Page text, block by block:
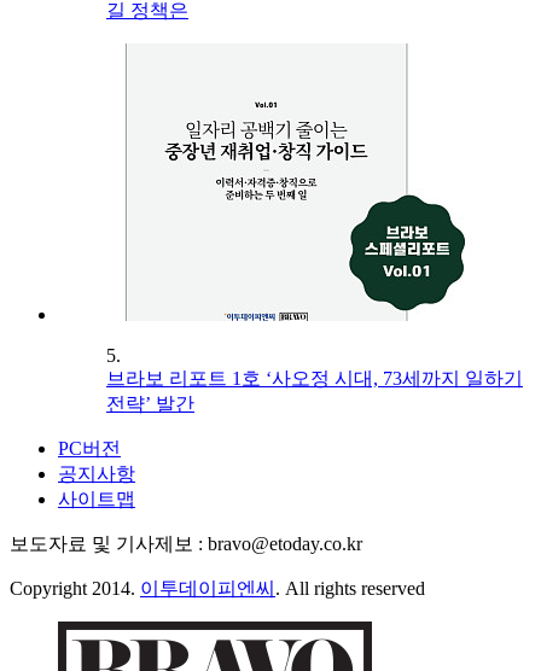
길 정책은
5.
브라보 리포트 1호 ‘사오정 시대, 73세까지 일하기
전략’ 발간
PC버전
공지사항
사이트맵
보도자료 및 기사제보 : bravo@etoday.co.kr
Copyright 2014. 이투데이피엔씨 . All rights reserved